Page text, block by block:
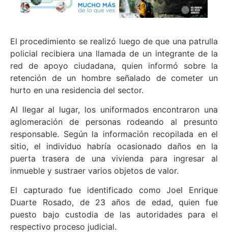
El procedimiento se realizó luego de que una patrulla
policial recibiera una llamada de un integrante de la
red de apoyo ciudadana, quien informó sobre la
retención de un hombre señalado de cometer un
hurto en una residencia del sector.
Al llegar al lugar, los uniformados encontraron una
aglomeración de personas rodeando al presunto
responsable. Según la información recopilada en el
sitio, el individuo habría ocasionado daños en la
puerta trasera de una vivienda para ingresar al
inmueble y sustraer varios objetos de valor.
El capturado fue identificado como Joel Enrique
Duarte Rosado, de 23 años de edad, quien fue
puesto bajo custodia de las autoridades para el
respectivo proceso judicial.